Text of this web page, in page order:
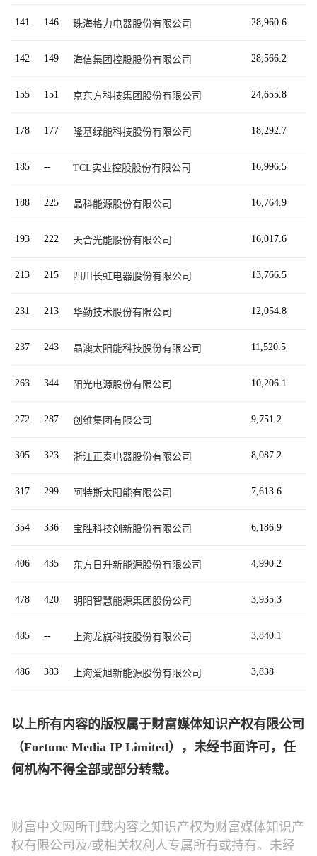
141 146 珠海格力电器股份有限公司 28,960.6
142 149 海信集团控股股份有限公司 28,566.2
155 151 京东方科技集团股份有限公司 24,655.8
178 177 隆基绿能科技股份有限公司 18,292.7
185 -- TCL实业控股股份有限公司 16,996.5
188 225 晶科能源股份有限公司 16,764.9
193 222 天合光能股份有限公司 16,017.6
213 215 四川长虹电器股份有限公司 13,766.5
231 213 华勤技术股份有限公司 12,054.8
237 243 晶澳太阳能科技股份有限公司 11,520.5
263 344 阳光电源股份有限公司 10,206.1
272 287 创维集团有限公司 9,751.2
305 323 浙江正泰电器股份有限公司 8,087.2
317 299 阿特斯太阳能有限公司 7,613.6
354 336 宝胜科技创新股份有限公司 6,186.9
406 435 东方日升新能源股份有限公司 4,990.2
478 420 明阳智慧能源集团股份公司 3,935.3
485 -- 上海龙旗科技股份有限公司 3,840.1
486 383 上海爱旭新能源股份有限公司 3,838
以上所有内容的版权属于财富媒体知识产权有限公司
（Fortune Media IP Limited），未经书面许可，任
何机构不得全部或部分转载。
财富中文网所刊载内容之知识产权为财富媒体知识产
权有限公司及/或相关权利人专属所有或持有。未经